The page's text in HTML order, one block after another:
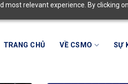
most relevant experience. By clicking
TRANG CHỦ VỀ CSMO SỰ